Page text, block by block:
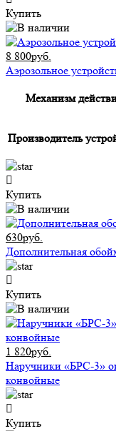
Купить
8 800руб.
Аэрозольное
Механизм
Производитель
Купить
630руб.
Дополнительная
Купить
1 820руб.
Наручники «БРС-3»
конвойные
Купить